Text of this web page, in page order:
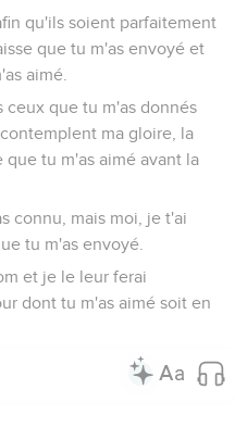
qu'ils soient parfaitement
que tu m'as envoyé et
aimé.
ceux que tu m'as donnés
ma gloire, la
tu m'as aimé avant la
connu, mais moi, je t'ai
tu m'as envoyé.
et je le leur ferai
dont tu m'as aimé soit en